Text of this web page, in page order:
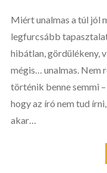
Miért unalmas a túl jól
legfurcsább
hibátlan, gördülékeny,
mégis… unalmas. Nem
történik benne semmi –
hogy az író nem tud
akar…